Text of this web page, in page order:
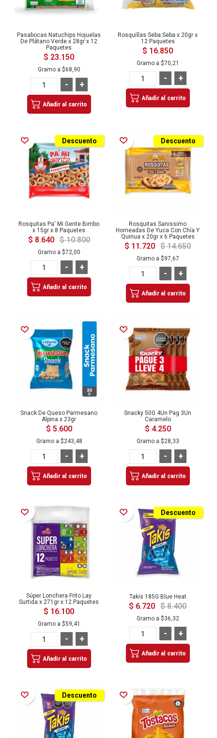
Pasabocas Natuchips Hojuelas
De Plátano Verde x 28gr x 12
Paquetes
$ 23.150
Gramo a $68,90
+
-
Añadir al carrito
Rosquillas Seba Seba x 20gr x
12 Paquetes
$ 16.850
Gramo a $70,21
+
-
Añadir al carrito
Añadir a la Lista de Deseos
Rosquitas Pa' Mi Gente Bimbo
x 15gr x 8 Paquetes
$ 8.640
Descuento
$ 10.800
Gramo a $72,00
+
-
Añadir al carrito
Añadir a la Lista de Deseos
Rosquitas Sanissimo
Horneadas De Yuca Con Chía Y
Quinua x 20gr x 6 Paquetes
$ 11.720
Descuento
$ 14.650
Gramo a $97,67
+
-
Añadir al carrito
Añadir a la Lista de Deseos
Snack De Queso Parmesano
Alpina x 23gr
$ 5.600
Gramo a $243,48
+
-
Añadir al carrito
Añadir a la Lista de Deseos
Snacky 50G 4Un Pag 3Un
Caramelo
$ 4.250
Gramo a $28,33
+
-
Añadir al carrito
Añadir a la Lista de Deseos
Súper Lonchera Frito Lay
Surtida x 271gr x 12 Paquetes
$ 16.100
Gramo a $59,41
+
-
Añadir al carrito
Añadir a la Lista de Deseos
Takis 185G Blue Heat
$ 6.720
Descuento
$ 8.400
Gramo a $36,32
+
-
Añadir al carrito
Añadir a la Lista de Deseos Descuento Añadir a la Lista de Deseos